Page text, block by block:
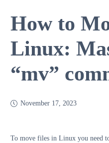
How to
Linux:
“mv”
November 17, 2023
To move files in Linux you need